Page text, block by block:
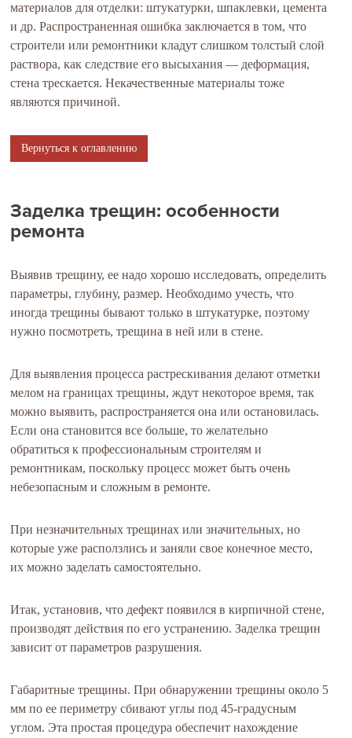
материалов для отделки: штукатурки, шпаклевки, цемента
и др. Распространенная ошибка заключается в том, что
строители или ремонтники кладут слишком толстый слой
раствора, как следствие его высыхания — деформация,
стена трескается. Некачественные материалы тоже
являются причиной.
Вернуться к оглавлению
Заделка трещин: особенности
ремонта
Выявив трещину, ее надо хорошо исследовать, определить
параметры, глубину, размер. Необходимо учесть, что
иногда трещины бывают только в штукатурке, поэтому
нужно посмотреть, трещина в ней или в стене.
Для выявления процесса растрескивания делают отметки
мелом на границах трещины, ждут некоторое время, так
можно выявить, распространяется она или остановилась.
Если она становится все больше, то желательно
обратиться к профессиональным строителям и
ремонтникам, поскольку процесс может быть очень
небезопасным и сложным в ремонте.
При незначительных трещинах или значительных, но
которые уже расползлись и заняли свое конечное место,
их можно заделать самостоятельно.
Итак, установив, что дефект появился в кирпичной стене,
производят действия по его устранению. Заделка трещин
зависит от параметров разрушения.
Габаритные трещины. При обнаружении трещины около 5
мм по ее периметру сбивают углы под 45-градусным
углом. Эта простая процедура обеспечит нахождение